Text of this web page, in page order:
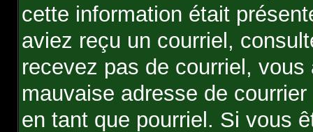
cette information était
aviez reçu un courriel,
recevez pas de courriel,
mauvaise adresse de
en tant que pourriel. Si vous